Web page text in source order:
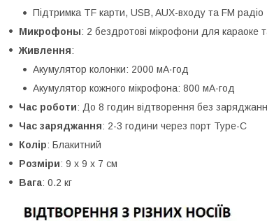
Підтримка TF карти, USB, AUX-входу та FM радіо
Микрофоны: 2 бездротові мікрофони для караоке
Живлення:
Акумулятор колонки: 2000 мА·год
Акумулятор кожного мікрофона: 800 мА·год
Час роботи: До 8 годин відтворення без
Час заряджання: 2-3 години через порт Type-C
Колір: Блакитний
Розміри: 9 х 9 х 7 см
Вага: 0.2 кг